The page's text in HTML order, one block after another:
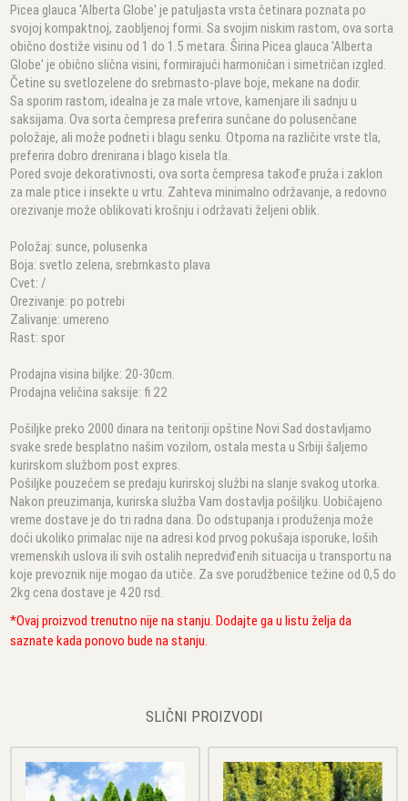
Picea glauca 'Alberta Globe' je patuljasta vrsta četinara poznata po
svojoj kompaktnoj, zaobljenoj formi. Sa svojim niskim rastom, ova sorta
obično dostiže visinu od 1 do 1.5 metara. Širina Picea glauca 'Alberta
Globe' je obično slična visini, formirajući harmoničan i simetričan izgled.
Četine su svetlozelene do srebrnasto-plave boje, mekane na dodir.
Sa sporim rastom, idealna je za male vrtove, kamenjare ili sadnju u
saksijama. Ova sorta čempresa preferira sunčane do polusenčane
položaje, ali može podneti i blagu senku. Otporna na različite vrste tla,
preferira dobro drenirana i blago kisela tla.
Pored svoje dekorativnosti, ova sorta čempresa takođe pruža i zaklon
za male ptice i insekte u vrtu. Zahteva minimalno održavanje, a redovno
orezivanje može oblikovati krošnju i održavati željeni oblik.
Položaj: sunce, polusenka
Boja: svetlo zelena, srebrnkasto plava
Cvet: /
Orezivanje: po potrebi
Zalivanje: umereno
Rast: spor
Prodajna visina biljke: 20-30cm.
Prodajna veličina saksije: fi 22
Pošiljke preko 2000 dinara na teritoriji opštine Novi Sad dostavljamo
svake srede besplatno našim vozilom, ostala mesta u Srbiji šaljemo
kurirskom službom post expres.
Pošiljke pouzećem se predaju kurirskoj službi na slanje svakog utorka.
Nakon preuzimanja, kurirska služba Vam dostavlja pošiljku. Uobičajeno
vreme dostave je do tri radna dana. Do odstupanja i produženja može
doći ukoliko primalac nije na adresi kod prvog pokušaja isporuke, loših
vremenskih uslova ili svih ostalih nepredviđenih situacija u transportu na
koje prevoznik nije mogao da utiče. Za sve porudžbenice težine od 0,5 do
2kg cena dostave je 420 rsd.
*Ovaj proizvod trenutno nije na stanju. Dodajte ga u listu želja da
saznate kada ponovo bude na stanju.
SLIČNI PROIZVODI